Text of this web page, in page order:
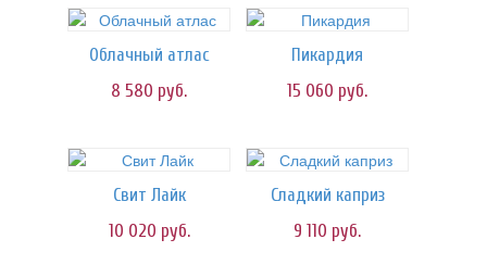
Облачный атлас
8 580 руб.
Пикардия
15 060 руб.
Свит Лайк
10 020 руб.
Сладкий каприз
9 110 руб.